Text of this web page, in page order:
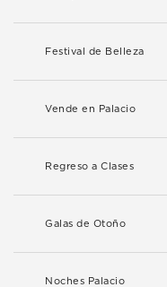
Festival de Belleza
Vende en Palacio
Regreso a Clases
Galas de Otoño
Noches Palacio